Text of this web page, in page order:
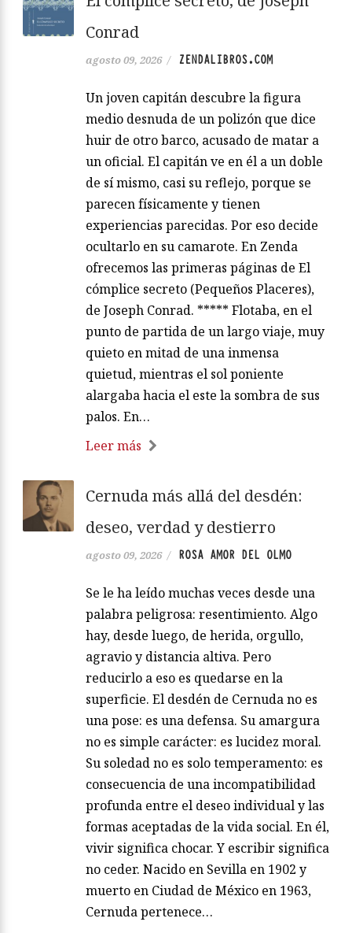
Conrad
agosto 09, 2026 / ZENDALIBROS.COM
Un joven capitán descubre la figura
medio desnuda de un polizón que dice
huir de otro barco, acusado de matar a
un oficial. El capitán ve en él a un doble
de sí mismo, casi su reflejo, porque se
parecen físicamente y tienen
experiencias parecidas. Por eso decide
ocultarlo en su camarote. En Zenda
ofrecemos las primeras páginas de El
cómplice secreto (Pequeños Placeres),
de Joseph Conrad. ***** Flotaba, en el
punto de partida de un largo viaje, muy
quieto en mitad de una inmensa
quietud, mientras el sol poniente
alargaba hacia el este la sombra de sus
palos. En…
Leer más
Cernuda más allá del desdén:
deseo, verdad y destierro
agosto 09, 2026 / ROSA AMOR DEL OLMO
Se le ha leído muchas veces desde una
palabra peligrosa: resentimiento. Algo
hay, desde luego, de herida, orgullo,
agravio y distancia altiva. Pero
reducirlo a eso es quedarse en la
superficie. El desdén de Cernuda no es
una pose: es una defensa. Su amargura
no es simple carácter: es lucidez moral.
Su soledad no es solo temperamento: es
consecuencia de una incompatibilidad
profunda entre el deseo individual y las
formas aceptadas de la vida social. En él,
vivir significa chocar. Y escribir significa
no ceder. Nacido en Sevilla en 1902 y
muerto en Ciudad de México en 1963,
Cernuda pertenece…